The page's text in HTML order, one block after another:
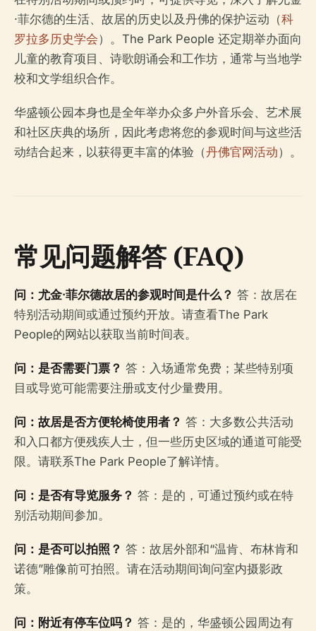
·菲尔德的生活、故居的历史以及丹佛的保护运动（科
罗拉多历史学会）。The Park People 还定期举办面向
儿童的教育项目、诗歌朗诵会和工作坊，通常与当地学
校和文学组织合作。
华盛顿公园本身也是全年举办众多户外音乐会、艺术展
和社区庆典的场所，因此考虑将您的参观时间与这些活
动结合起来，以获得更丰富的体验（丹佛官网活动）。
常见问题解答 (FAQ)
问：尤金·菲尔德故居的参观时间是什么？ 答：故居在
特别活动期间或通过预约开放。请查看The Park
People的网站以获取当前时间表。
问：是否需要门票？ 答：入场通常免费；某些特别项
目或导览可能需要注册或支付少量费用。
问：故居是否方便轮椅使用者？ 答：大多数公共活动
和入口都方便残疾人士，但一些历史区域的通道可能受
限。请联系The Park People了解详情。
问：是否有导览服务？ 答：是的，可通过预约或在特
别活动期间参加。
问：是否可以拍照？ 答：故居外部和“温肯、布林肯和
诺德”雕像前可拍照。请在活动期间询问室内摄影政
策。
问：附近有停车位吗？ 答：是的，华盛顿公园周边有